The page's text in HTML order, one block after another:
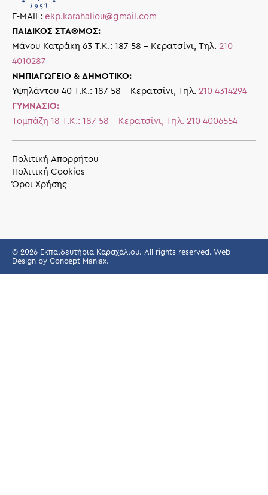
E-MAIL: ekp.karahaliou@gmail.com
ΠΑΙΔΙΚΟΣ ΣΤΑΘΜΟΣ:
Μάνου Κατράκη 63 Τ.Κ.: 187 58 – Κερατσίνι, Τηλ. 210
4010287
ΝΗΠΙΑΓΩΓΕΙΟ & ΔΗΜΟΤΙΚΟ:
Υψηλάντου 40 Τ.Κ.: 187 58 – Κερατσίνι, Τηλ. 210 4314294
ΓΥΜΝΑΣΙΟ:
Τομπάζη 18 Τ.Κ.: 187 58 – Κερατσίνι, Τηλ. 210 4006554
Πολιτική Απορρήτου
Πολιτική Cookies
Όροι Χρήσης
© 2026 Εκπαιδευτήρια Καραχάλιου. All rights reserved. Web
Design by Concept Maniax.